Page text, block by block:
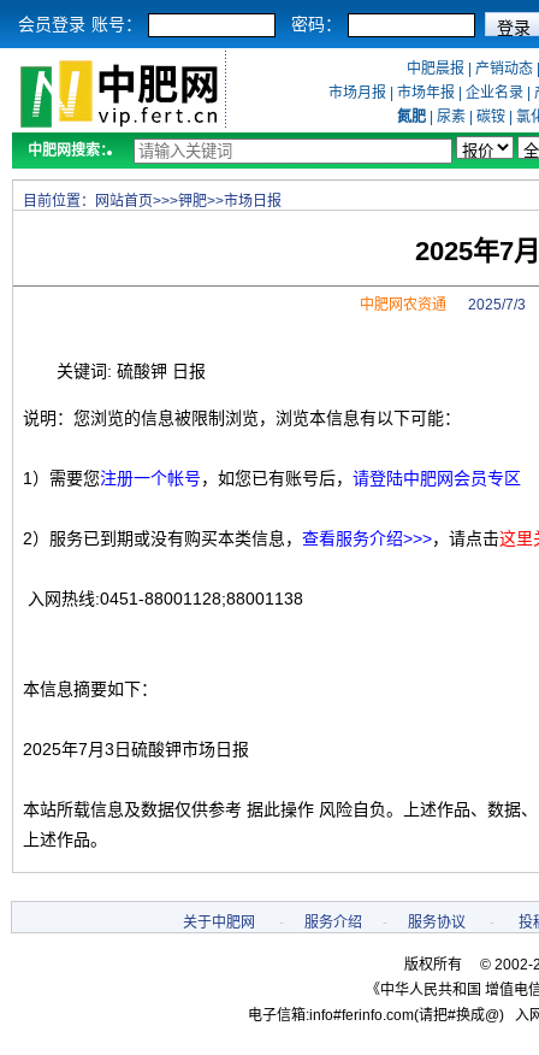
会员登录 账号： 密码：
中肥晨报 产销动态
市场月报
市场年报 企业名录
氮肥
尿素 碳铵
氯
中肥网搜索：
目前位置： 网站首页>>>钾肥>>市场日报
2025年7
中肥网农资通2025/7/3
关键词: 硫酸钾 日报
说明：您浏览的信息被限制浏览，浏览本信息有以下可能：
1）需要您注册一个帐号，如您已有账号后， 请登陆中肥网会员专区
2）服务已到期或没有购买本类信息， 查看服务介绍>>>，请点击这里
入网热线:0451-88001128;88001138
本信息摘要如下：
2025年7月3日硫酸钾市场日报
本站所载信息及数据仅供参考 据此操作 风险自负。上述作品、数据
上述作品。
关于中肥网 - 服务介绍 - 服务协议 - 投
版权所有 © 2002-
《中华人民共和国 增值电
电子信箱:info#ferinfo.com(请把#换成@)